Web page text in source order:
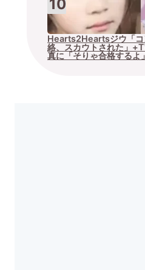
Hearts2Heartsジウ「
絡、スカウトされた」
真に「そりゃ合格するよ」